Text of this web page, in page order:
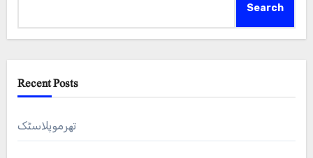
Search
Recent Posts
تھرموپلاسٹک